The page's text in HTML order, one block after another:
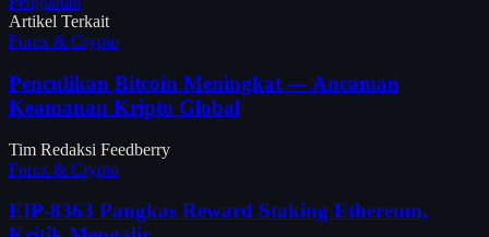
Artikel Terkait
Forex & Crypto
Penculikan Bitcoin Meningkat — Ancaman
Keamanan Kripto Global
Tim Redaksi Feedberry
Forex & Crypto
EIP-8363 Pangkas Reward Staking Ethereum,